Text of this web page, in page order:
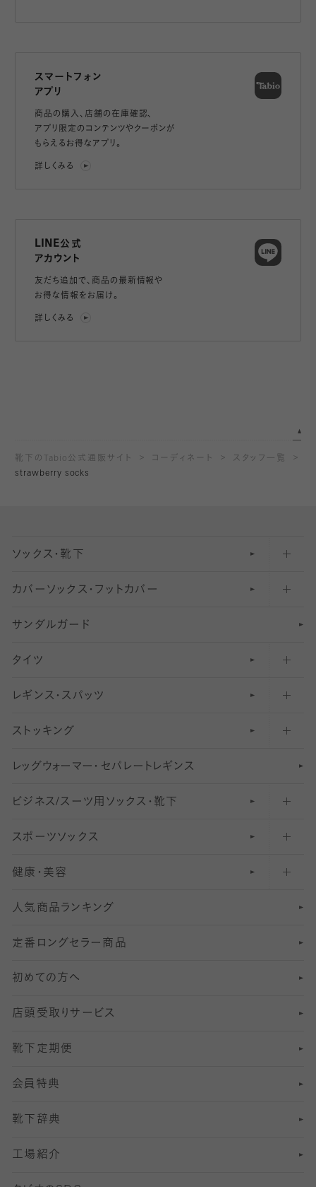
スマートフォン
アプリ
商品の購入、店舗の在庫確認、
アプリ限定のコンテンツやクーポンが
もらえるお得なアプリ。
詳しくみる
LINE公式
アカウント
友だち追加で、 商品の最新情報や
お得な情報をお届け。
詳しくみる
靴下のTabio公式通販サイト コーディネート
スタッフ一覧
strawberry socks
ソックス・靴下
五本指ソックス・靴下
足袋ソックス・靴下
無地・プレーンソックス・靴下
柄ソックス・靴下
スニーカー（くるぶし）用ソックス
アンクル・ショートソックス（くるぶし上）
クルーソックス（ふくらはぎ下）
ハイソックス
オーバーニー・ニーハイソックス
カバーソックス・フットカバー
フットカバー・カバーソックス（深め）
フットカバー・カバーソックス（ふつう）
フットカバー・カバーソックス（浅め）
サンダルガード
タイツ
30デニール以下のタイツ（薄手タイツ）
31〜40デニールタイツ
41〜60デニールタイツ
61〜80デニールタイツ
81 〜110デニールタイツ
111〜210デニールタイツ
211デニールタイツ以上（防寒・厚手タイツ）
レギンス・スパッツ
柄レギンス
無地レギンス
レギンスパンツ（レギパン）
マタニティレギンス
5 分丈
6 分丈レギンス
7 分丈 レギンス
8分丈 レギンス
10分丈 レギンス
12分丈レギンス
13分丈レギンス
ストッキング
伝線しにくいストッキング
ショートストッキング
結婚式用ストッキング
美脚ストッキング
オールスルーストッキング
レッ グ ウォー マー ・ セパレー ト レ ギンス
ビジネス/スーツ用 ソックス・靴下
匠シリーズ
フレッシャーズ向けソックス・靴下
冠婚葬祭向けソックス・靴下
スーツカジュアルソックス・靴下
ロングホーズ
スポーツソックス
ランニングソックス・靴下
ゴルフソックス・靴下
サッカー・フットサル用ソックス
ヨガソックス・靴下
スポーツ用レッグウォーマー
SSサイズ（21～23cm）
Sサイズ（22～25cm）
Mサイズ（25～27cm）
Lサイズ（27～29cm）
健康・美容
インナーソックス
加圧・着圧ソックス
冷えとり靴下
着圧・加圧タイツ
むくみ対策
足の疲れ対策
足の臭い対策
冷え対策
人気商品ランキング
定番ロングセラー商品
初めての方へ
店頭受取りサービス
靴下定期便
会員特典
靴下辞典
工場紹介